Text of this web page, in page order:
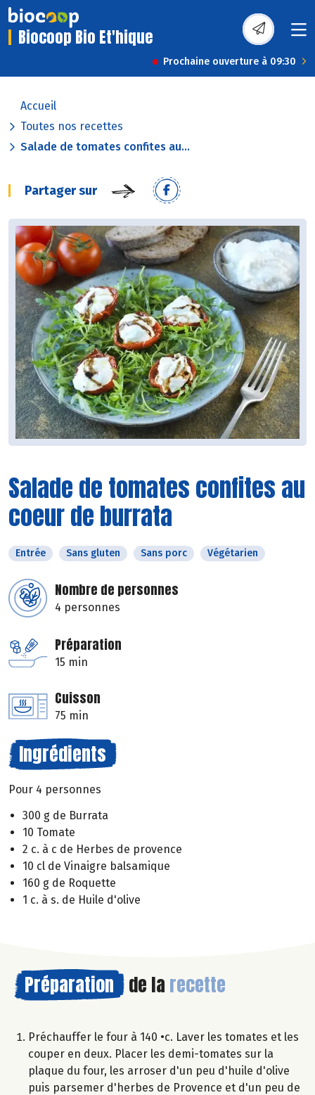
Biocoop Bio Et'hique
Prochaine ouverture à 09:30
Accueil
Toutes nos recettes
Salade de tomates confites au...
Partager sur
Salade de tomates confites au
coeur de burrata
Entrée Sans gluten Sans porc Végétarien
Nombre de personnes
4 personnes
Préparation
15 min
Cuisson
75 min
Ingrédients
Pour 4 personnes
300 g de Burrata
10 Tomate
2 c. à c de Herbes de provence
10 cl de Vinaigre balsamique
160 g de Roquette
1 c. à s. de Huile d'olive
Préparation de la recette
Préchauffer le four à 140 •c. Laver les tomates et les
couper en deux. Placer les demi-tomates sur la
plaque du four, les arroser d'un peu d'huile d'olive
puis parsemer d'herbes de Provence et d'un peu de